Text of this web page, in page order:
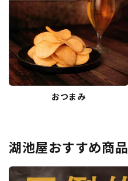
おつまみ
湖池屋おすすめ商品